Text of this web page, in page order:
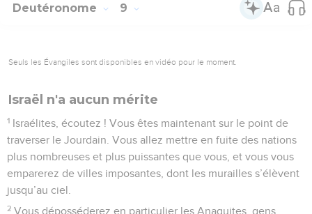
Deutéronome 9
Seuls les Évangiles sont disponibles en vidéo pour le moment.
Israël n'a aucun mérite
1 Israélites, écoutez ! Vous êtes maintenant sur le point de
traverser le Jourdain. Vous allez mettre en fuite des nations
plus nombreuses et plus puissantes que vous, et vous vous
emparerez de villes imposantes, dont les murailles s’élèvent
jusqu’au ciel.
2 Vous déposséderez en particulier les Anaquites, gens